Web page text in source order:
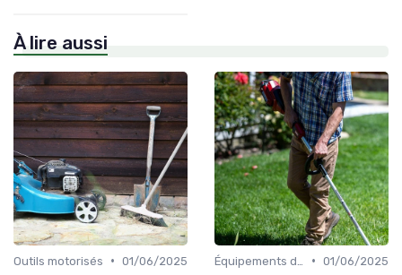
À lire aussi
Outils motorisés • 01/06/2025
• 01/06/2025